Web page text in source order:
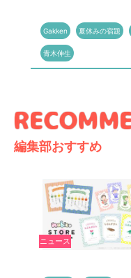
Gakken 夏休みの宿題
青木伸生
編集部おすすめ
ニュース